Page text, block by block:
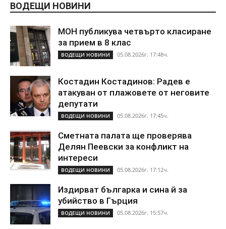
ВОДЕЩИ НОВИНИ
МОН публикува четвърто класиране
за прием в 8 клас
ВОДЕЩИ НОВИНИ 05.08.2026г. 17:48ч.
Костадин Костадинов: Радев е
атакуван от плажoвете от неговите
депутати
ВОДЕЩИ НОВИНИ 05.08.2026г. 17:45ч.
Сметната палата ще проверява
Делян Пеевски за конфликт на
интереси
ВОДЕЩИ НОВИНИ 05.08.2026г. 17:12ч.
Издирват българка и сина й за
убийство в Гърция
ВОДЕЩИ НОВИНИ 05.08.2026г. 15:57ч.